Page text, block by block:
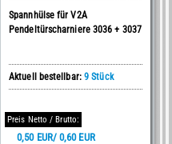
Spannhülse für V2A
Pendeltürscharniere 3036 + 3037
Aktuell bestellbar: 9 Stück
Preis Netto / Brutto:
0,50 EUR/ 0,60 EUR